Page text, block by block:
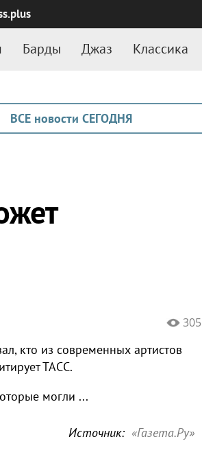
Барды Джаз Классика
ВСЕ новости СЕГОДНЯ
305
кто из современных артистов
ТАСС.
могли ...
Источник: «Газета.Ру»